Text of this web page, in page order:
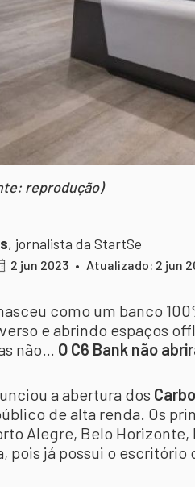
reprodução)
, jornalista da StartSe
2 jun 2023 • Atualizado: 2 jun
como um banco
e abrindo espaços
não… O C6 Bank não
a abertura dos
de alta renda. Os
Alegre, Belo Horizonte,
pois já possui o escritório